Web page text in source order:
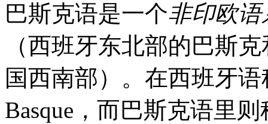
巴斯克语是一个非印欧语
（西班牙东北部的巴斯
国西南部）。在西班牙语
Basque，而巴斯克语里则